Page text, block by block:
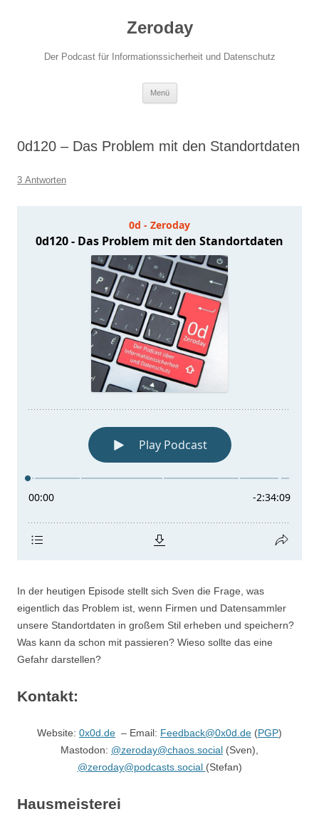
Zeroday
Der Podcast für Informationssicherheit und Datenschutz
Menü
0d120 – Das Problem mit den Standortdaten
3 Antworten
In der heutigen Episode stellt sich Sven die Frage, was
eigentlich das Problem ist, wenn Firmen und Datensammler
unsere Standortdaten in großem Stil erheben und speichern?
Was kann da schon mit passieren? Wieso sollte das eine
Gefahr darstellen?
Kontakt:
Website: 0x0d.de – Email: Feedback@0x0d.de (PGP)
Mastodon: @zeroday@chaos.social (Sven),
@zeroday@podcasts.social (Stefan)
Hausmeisterei